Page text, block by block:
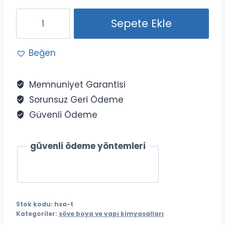
sert
160
adet
Sepete Ekle
Beğen
Memnuniyet Garantisi
Sorunsuz Geri Ödeme
Güvenli Ödeme
güvenli ödeme yöntemleri
Stok kodu: hsa-t
Kategoriler: söve boya ve yapı kimyasalları